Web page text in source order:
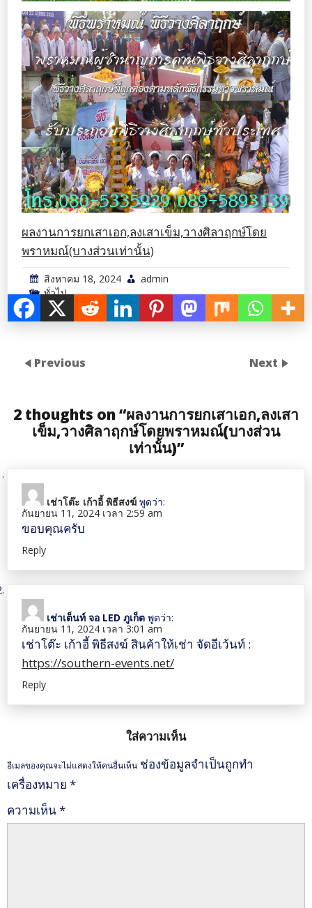
ผลงานการยกเสาเอก,ลงเสาเข็ม,วางศิลาฤกษ์โดย
พราหมณ์(บางส่วนเท่านั้น)
สิงหาคม 18, 2024
admin
ทั่วไป
Previous Next
2 thoughts on “ผลงานการยกเสาเอก,ลงเสา
เข็ม,วางศิลาฤกษ์โดยพราหมณ์(บางส่วน
เท่านั้น)”
เช่าโต๊ะ เก้าอี้ พิธีสงฆ์ พูดว่า:
กันยายน 11, 2024 เวลา 2:59 am
ขอบคุณครับ
Reply
เช่าเต็นท์ จอ LED ภูเก็ต พูดว่า:
กันยายน 11, 2024 เวลา 3:01 am
เช่าโต๊ะ เก้าอี้ พิธีสงฆ์ สินค้าให้เช่า จัดอีเว้นท์ :
https://southern-events.net/
Reply
ใส่ความเห็น
อีเมลของคุณจะไม่แสดงให้คนอื่นเห็น ช่องข้อมูลจำเป็นถูกทำ
เครื่องหมาย *
ความเห็น*